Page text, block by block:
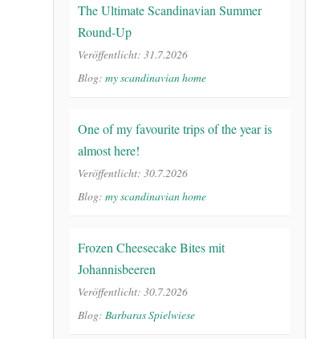
The Ultimate Scandinavian Summer
Round-Up
Veröffentlicht: 31.7.2026
Blog: my scandinavian home
One of my favourite trips of the year is
almost here!
Veröffentlicht: 30.7.2026
Blog: my scandinavian home
Frozen Cheesecake Bites mit
Johannisbeeren
Veröffentlicht: 30.7.2026
Blog: Barbaras Spielwiese